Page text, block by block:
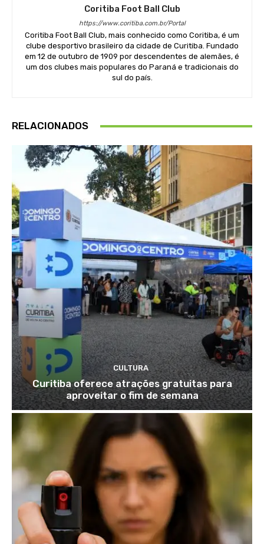
Coritiba Foot Ball Club
https://www.coritiba.com.br/Portal
Coritiba Foot Ball Club, mais conhecido como Coritiba, é um
clube desportivo brasileiro da cidade de Curitiba. Fundado
em 12 de outubro de 1909 por descendentes de alemães, é
um dos clubes mais populares do Paraná e tradicionais do
sul do país.
RELACIONADOS
CULTURA
Curitiba oferece atrações gratuitas para
aproveitar o fim de semana